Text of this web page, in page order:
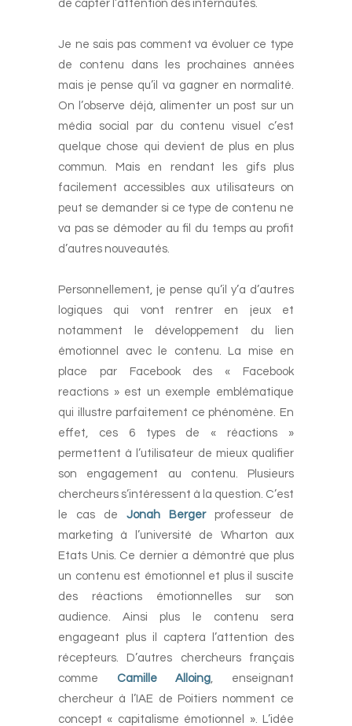
de capter l’attention des internautes.
Je ne sais pas comment va évoluer ce type
de contenu dans les prochaines années
mais je pense qu’il va gagner en normalité.
On l’observe déjà, alimenter un post sur un
média social par du contenu visuel c’est
quelque chose qui devient de plus en plus
commun. Mais en rendant les gifs plus
facilement accessibles aux utilisateurs on
peut se demander si ce type de contenu ne
va pas se démoder au fil du temps au profit
d’autres nouveautés.
Personnellement, je pense qu’il y’a d’autres
logiques qui vont rentrer en jeux et
notamment le développement du lien
émotionnel avec le contenu. La mise en
place par Facebook des « Facebook
reactions » est un exemple emblématique
qui illustre parfaitement ce phénomène. En
effet, ces 6 types de « réactions »
permettent à l’utilisateur de mieux qualifier
son engagement au contenu. Plusieurs
chercheurs s’intéressent à la question. C’est
le cas de Jonah Bergerprofesseur de
marketing à l’université de Wharton aux
Etats Unis. Ce dernier a démontré que plus
un contenu est émotionnel et plus il suscite
des réactions émotionnelles sur son
audience. Ainsi plus le contenu sera
engageant plus il captera l’attention des
récepteurs. D’autres chercheurs français
comme Camille Alloing, enseignant
chercheur à l’IAE de Poitiers nomment ce
concept « capitalisme émotionnel ». L’idée